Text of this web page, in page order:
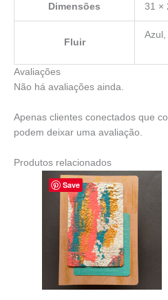
Dimensões 31 ×
Fluir
Azul,
Avaliações
Não há avaliações ainda.
Apenas clientes conectados que
podem deixar uma avaliação.
Produtos relacionados
Save